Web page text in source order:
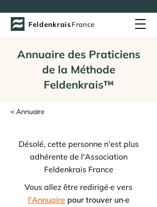
FeldenkraisFrance
Annuaire des Praticiens
de la Méthode
Feldenkrais™
< Annuaire
Désolé, cette personne n'est plus
adhérente de l'Association
Feldenkrais France
Vous allez être redirigé·e vers
l'Annuaire pour trouver un·e